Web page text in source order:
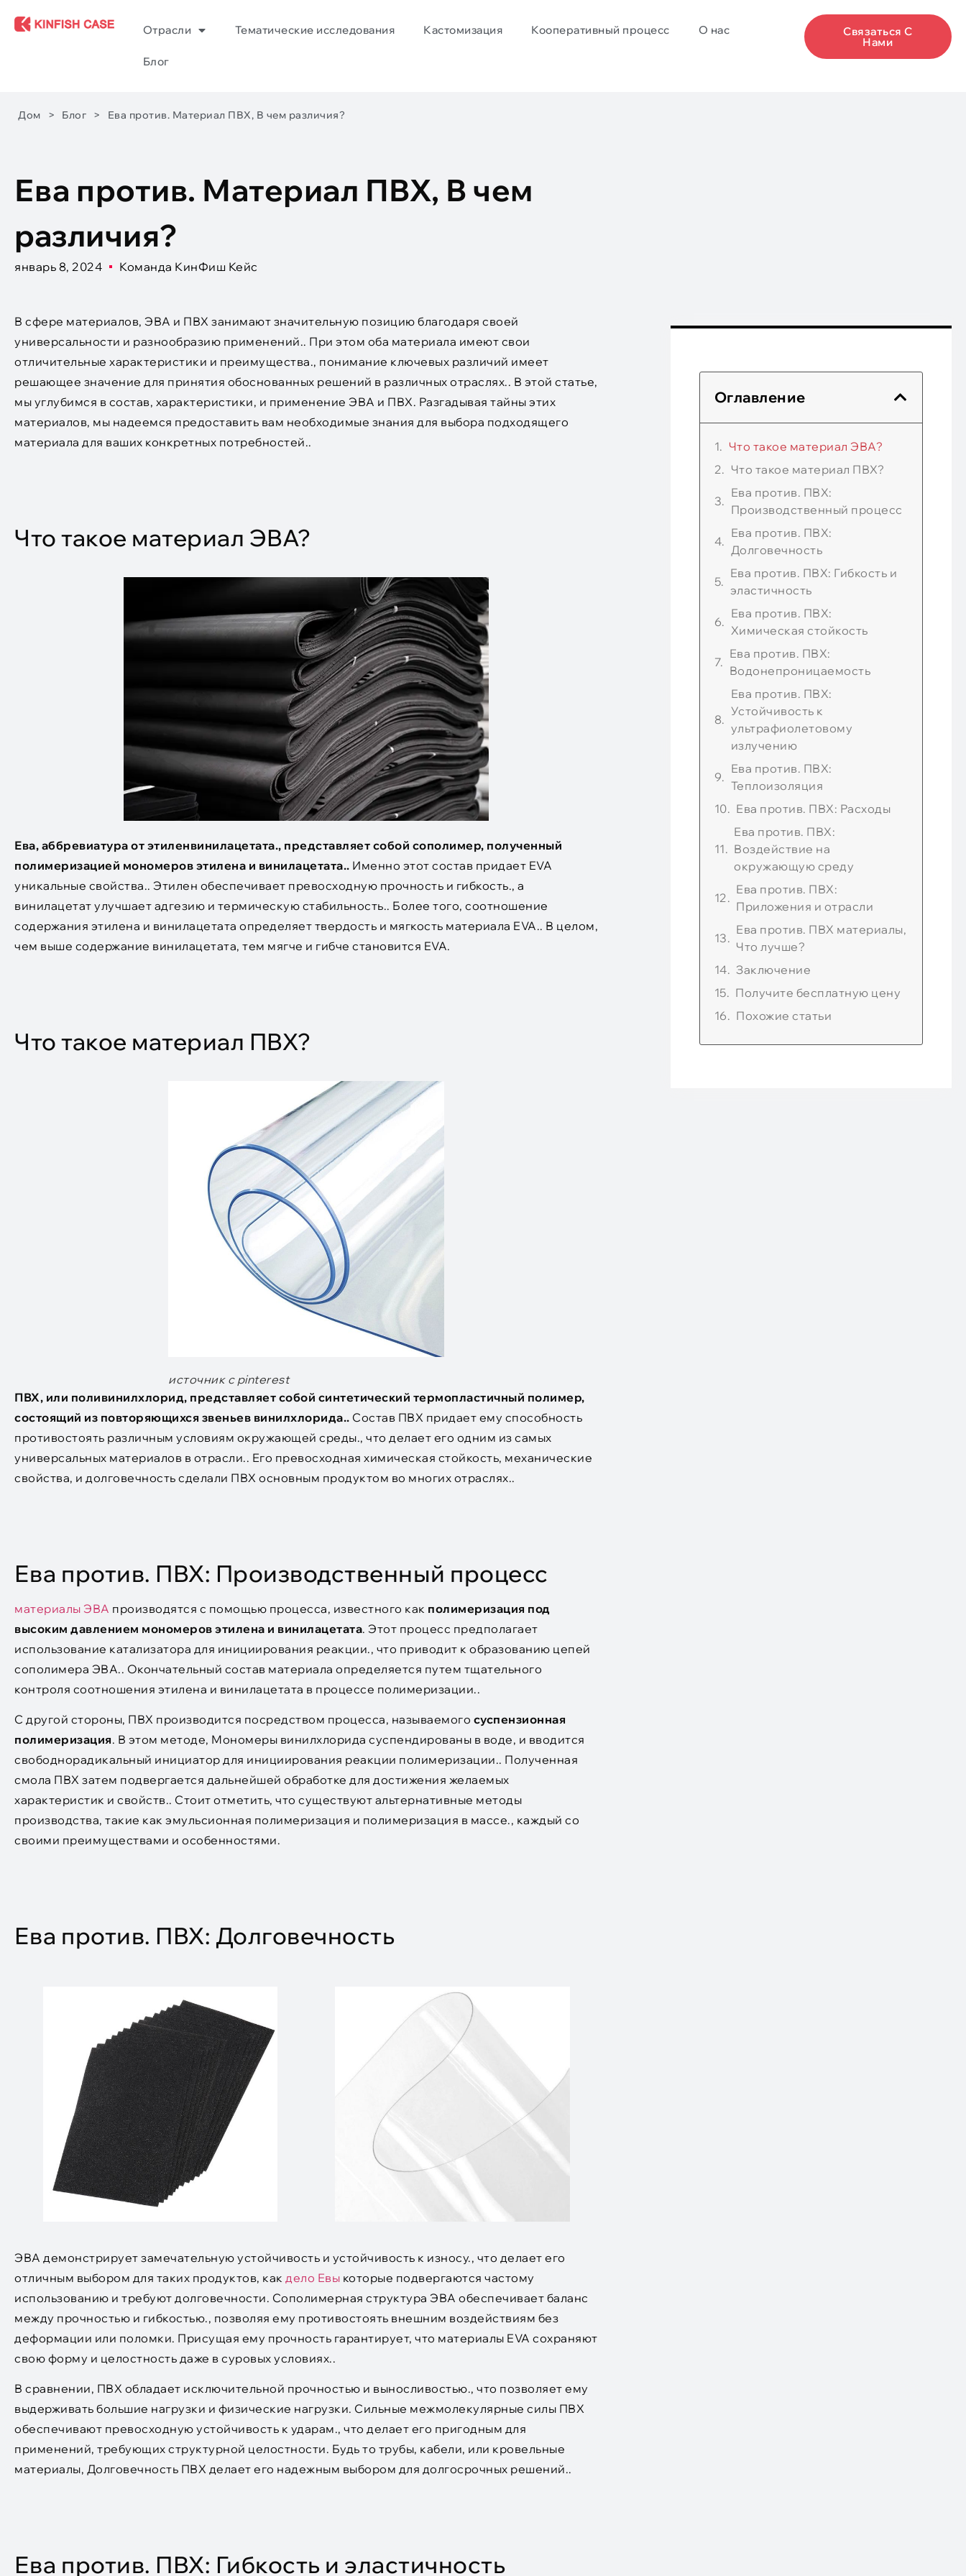
Отрасли Тематические исследования Кастомизация Кооперативный процесс О нас
Блог
Связаться С
Нами
Дом > Блог > Ева против. Материал ПВХ, В чем различия?
Ева против. Материал ПВХ, В чем
различия?
январь 8, 2024 Команда КинФиш Кейс
В сфере материалов, ЭВА и ПВХ занимают значительную позицию благодаря своей
универсальности и разнообразию применений.. При этом оба материала имеют свои
отличительные характеристики и преимущества., понимание ключевых различий имеет
решающее значение для принятия обоснованных решений в различных отраслях.. В этой статье,
мы углубимся в состав, характеристики, и применение ЭВА и ПВХ. Разгадывая тайны этих
материалов, мы надеемся предоставить вам необходимые знания для выбора подходящего
материала для ваших конкретных потребностей..
Что такое материал ЭВА?
Ева, аббревиатура от этиленвинилацетата., представляет собой сополимер, полученный
полимеризацией мономеров этилена и винилацетата.. Именно этот состав придает EVA
уникальные свойства.. Этилен обеспечивает превосходную прочность и гибкость., а
винилацетат улучшает адгезию и термическую стабильность.. Более того, соотношение
содержания этилена и винилацетата определяет твердость и мягкость материала EVA.. В целом,
чем выше содержание винилацетата, тем мягче и гибче становится EVA.
Что такое материал ПВХ?
источник с pinterest
ПВХ, или поливинилхлорид, представляет собой синтетический термопластичный полимер,
состоящий из повторяющихся звеньев винилхлорида.. Состав ПВХ придает ему способность
противостоять различным условиям окружающей среды., что делает его одним из самых
универсальных материалов в отрасли.. Его превосходная химическая стойкость, механические
свойства, и долговечность сделали ПВХ основным продуктом во многих отраслях..
Ева против. ПВХ: Производственный процесс
материалы ЭВА производятся с помощью процесса, известного как полимеризация под
высоким давлением мономеров этилена и винилацетата. Этот процесс предполагает
использование катализатора для инициирования реакции., что приводит к образованию цепей
сополимера ЭВА.. Окончательный состав материала определяется путем тщательного
контроля соотношения этилена и винилацетата в процессе полимеризации..
С другой стороны, ПВХ производится посредством процесса, называемого суспензионная
полимеризация. В этом методе, Мономеры винилхлорида суспендированы в воде, и вводится
свободнорадикальный инициатор для инициирования реакции полимеризации.. Полученная
смола ПВХ затем подвергается дальнейшей обработке для достижения желаемых
характеристик и свойств.. Стоит отметить, что существуют альтернативные методы
производства, такие как эмульсионная полимеризация и полимеризация в массе., каждый со
своими преимуществами и особенностями.
Ева против. ПВХ: Долговечность
ЭВА демонстрирует замечательную устойчивость и устойчивость к износу., что делает его
отличным выбором для таких продуктов, как дело Евы которые подвергаются частому
использованию и требуют долговечности. Сополимерная структура ЭВА обеспечивает баланс
между прочностью и гибкостью., позволяя ему противостоять внешним воздействиям без
деформации или поломки. Присущая ему прочность гарантирует, что материалы EVA сохраняют
свою форму и целостность даже в суровых условиях..
В сравнении, ПВХ обладает исключительной прочностью и выносливостью., что позволяет ему
выдерживать большие нагрузки и физические нагрузки. Сильные межмолекулярные силы ПВХ
обеспечивают превосходную устойчивость к ударам., что делает его пригодным для
применений, требующих структурной целостности. Будь то трубы, кабели, или кровельные
материалы, Долговечность ПВХ делает его надежным выбором для долгосрочных решений..
Ева против. ПВХ: Гибкость и эластичность
Оглавление
Что такое материал ЭВА?
Что такое материал ПВХ?
Ева против. ПВХ:
Производственный процесс
Ева против. ПВХ:
Долговечность
Ева против. ПВХ: Гибкость и
эластичность
Ева против. ПВХ:
Химическая стойкость
Ева против. ПВХ:
Водонепроницаемость
Ева против. ПВХ:
Устойчивость к
ультрафиолетовому
излучению
Ева против. ПВХ:
Теплоизоляция
Ева против. ПВХ: Расходы
Ева против. ПВХ:
Воздействие на
окружающую среду
Ева против. ПВХ:
Приложения и отрасли
Ева против. ПВХ материалы,
Что лучше?
Заключение
Получите бесплатную цену
Похожие статьи